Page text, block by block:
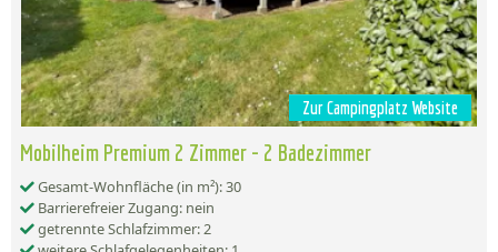
Zur Campingplatz Website
Mobilheim Premium 2 Zimmer - 2 Badezimmer
Gesamt-Wohnfläche (in m²): 30
Barrierefreier Zugang: nein
getrennte Schlafzimmer: 2